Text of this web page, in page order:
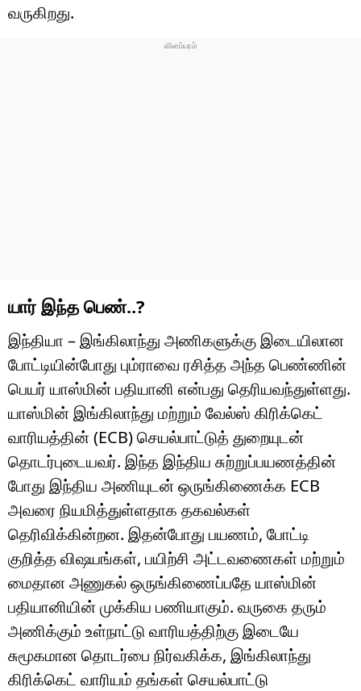
வருகிறது.
யார் இந்த பெண்..?
இந்தியா – இங்கிலாந்து அணிகளுக்கு இடையிலான
போட்டியின்போது பும்ராவை ரசித்த அந்த பெண்ணின்
பெயர் யாஸ்மின் பதியானி என்பது தெரியவந்துள்ளது.
யாஸ்மின் இங்கிலாந்து மற்றும் வேல்ஸ் கிரிக்கெட்
வாரியத்தின் (ECB) செயல்பாட்டுத் துறையுடன்
தொடர்புடையவர். இந்த இந்திய சுற்றுப்பயணத்தின்
போது இந்திய அணியுடன் ஒருங்கிணைக்க ECB
அவரை நியமித்துள்ளதாக தகவல்கள்
தெரிவிக்கின்றன. இதன்போது பயணம், போட்டி
குறித்த விஷயங்கள், பயிற்சி அட்டவணைகள் மற்றும்
மைதான அணுகல் ஒருங்கிணைப்பதே யாஸ்மின்
பதியானியின் முக்கிய பணியாகும். வருகை தரும்
அணிக்கும் உள்நாட்டு வாரியத்திற்கு இடையே
சுமூகமான தொடர்பை நிர்வகிக்க, இங்கிலாந்து
கிரிக்கெட் வாரியம் தங்கள் செயல்பாட்டு